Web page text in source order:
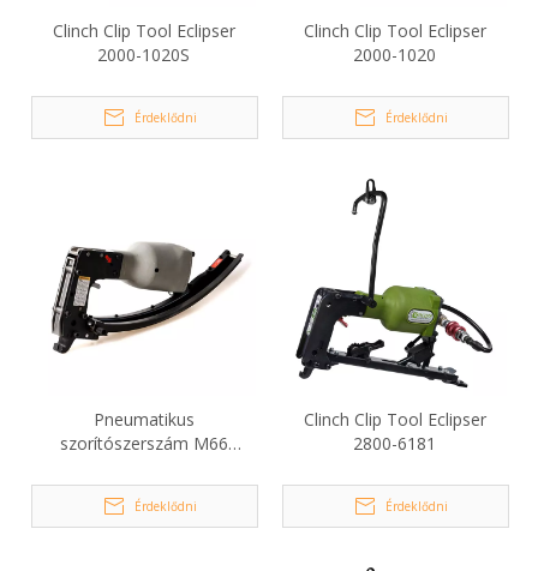
Clinch Clip Tool Eclipser
2000-1020S
Érdeklődni
Clinch Clip Tool Eclipser
2000-1020
Érdeklődni
Pneumatikus
szorítószerszám M66
Érdeklődni
Clinch Clip Tool Eclipser
2800-6181
Érdeklődni